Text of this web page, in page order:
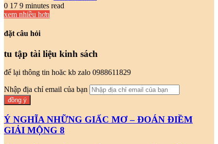
0 17 9 minutes read
xem nhiều hơn
đặt câu hỏi
tu tập tài liệu kinh sách
để lại thông tin hoăc kb zalo 0988611829
Nhập địa chỉ email của bạn
Ý NGHĨA NHỮNG GIẤC MƠ – ĐOÁN ĐIỀM
GIẢI MỘNG 8